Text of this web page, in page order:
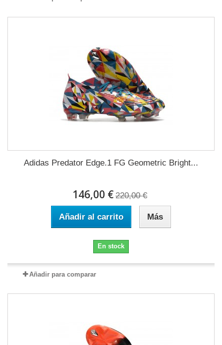
Adidas Predator Edge.1 FG Geometric Bright...
146,00 € 220,00 €
Añadir al carrito Más
En stock
Añadir para comparar